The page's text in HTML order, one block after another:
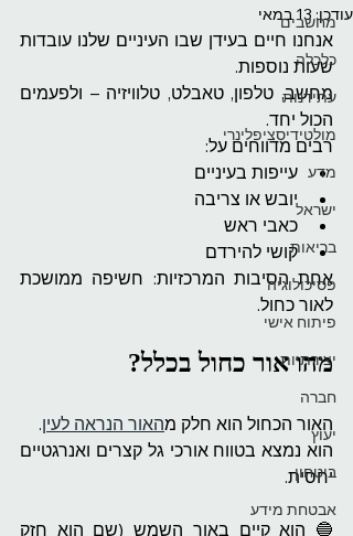
מחשבים
כלכלה
עתידנות
מולטידיסציפלינרי
מדע
ישראל
בריאות
פסיכולוגיה
פיתוח אישי
יצירתיות
חברה
יעוץ
ביטחון
אבטחת מידע
עודכן:13 במאי
שעות נוספות.
הכול יחד.
רבים מדווחים על:
עייפות בעיניים
יובש או צריבה
כאבי ראש
קושי להירדם
לאור כחול.
מהו אור כחול בכלל?
האור הכחול הוא חלק מהאור הנראה לעין.
יחסית.